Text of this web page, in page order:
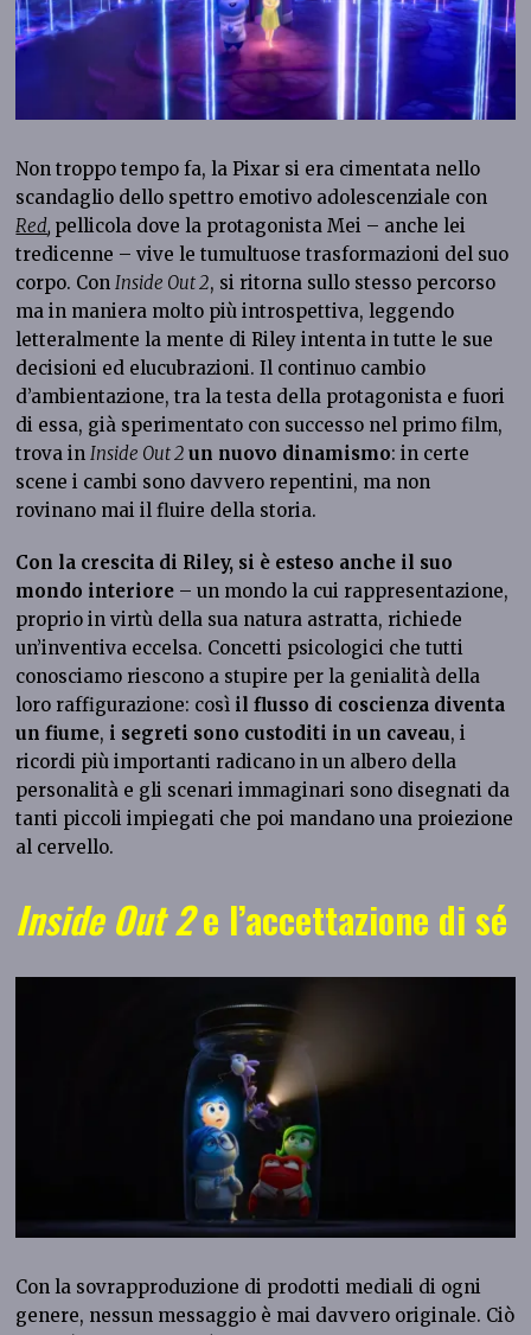
Non troppo tempo fa, la Pixar si era cimentata nello
scandaglio dello spettro emotivo adolescenziale con
Red, pellicola dove la protagonista Mei – anche lei
tredicenne – vive le tumultuose trasformazioni del suo
corpo. Con Inside Out 2, si ritorna sullo stesso percorso
ma in maniera molto più introspettiva, leggendo
letteralmente la mente di Riley intenta in tutte le sue
decisioni ed elucubrazioni. Il continuo cambio
d’ambientazione, tra la testa della protagonista e fuori
di essa, già sperimentato con successo nel primo film,
trova in Inside Out 2un nuovo dinamismo: in certe
scene i cambi sono davvero repentini, ma non
rovinano mai il fluire della storia.
Con la crescita di Riley, si è esteso anche il suo
mondo interiore – un mondo la cui rappresentazione,
proprio in virtù della sua natura astratta, richiede
un’inventiva eccelsa. Concetti psicologici che tutti
conosciamo riescono a stupire per la genialità della
loro raffigurazione: così il flusso di coscienza diventa
un fiume, i segreti sono custoditi in un caveau, i
ricordi più importanti radicano in un albero della
personalità e gli scenari immaginari sono disegnati da
tanti piccoli impiegati che poi mandano una proiezione
al cervello.
Inside Out 2e l’accettazione di sé
Con la sovrapproduzione di prodotti mediali di ogni
genere, nessun messaggio è mai davvero originale. Ciò